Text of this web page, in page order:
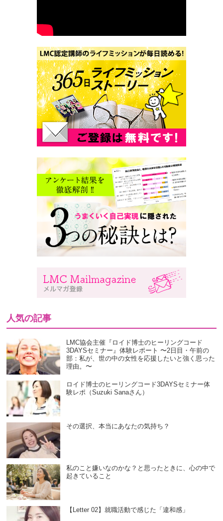
人気の記事
LMC協会主催『ロイド博士のヒーリングコード
3DAYSセミナー』体験レポート 〜2日目・午前の
部：私が、世の中の女性を応援したいと強く思った
理由。〜
ロイド博士のヒーリングコード3DAYSセミナー体
験レポ（Suzuki Sanaさん）
その選択、本当にあなたの気持ち？
私のこと嫌いなのかな？と思ったときに、心の中で
起きていること
【Letter 02】就職活動で感じた「違和感」